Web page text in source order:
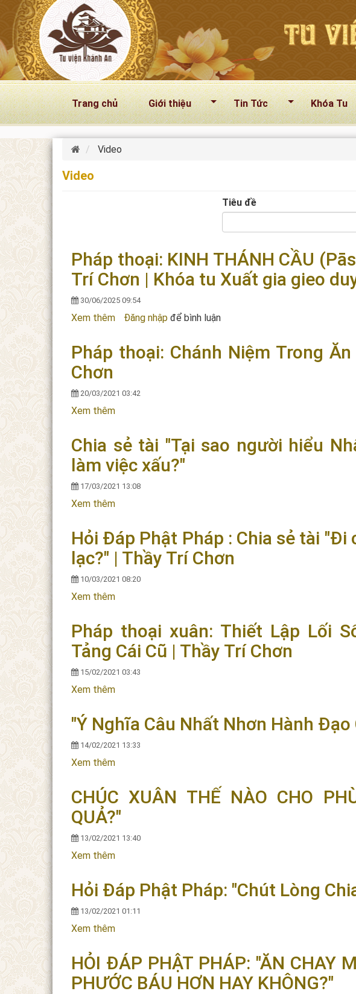
Nhảy đến nội dung
Trang chủ Giới thiệu Tin Tức Khóa Tu
Video
Video
Tiêu đề
Pháp thoại: KINH THÁNH CẦU
Trí Chơn | Khóa tu Xuất gia gieo
30/06/2025 09:54
Xem thêm về Pháp thoại: KINH THÁNH CẦU (Pāsarāsi Sutta) -
Đăng nhập để bình luận
Pháp thoại: Chánh Niệm Trong
Chơn
20/03/2021 03:42
Xem thêm
Chia sẻ tài "Tại sao người hiểu
làm việc xấu?"
17/03/2021 13:08
Xem thêm
Hỏi Đáp Phật Pháp : Chia sẻ tài "Đi
lạc?" | Thầy Trí Chơn
10/03/2021 08:20
Xem thêm
Pháp thoại xuân: Thiết Lập Lối
Tảng Cái Cũ | Thầy Trí Chơn
15/02/2021 03:43
Xem thêm
"Ý Nghĩa Câu Nhất Nhơn Hành
14/02/2021 13:33
Xem thêm
CHÚC XUÂN THẾ NÀO CHO
QUẢ?"
13/02/2021 13:40
Xem thêm
Hỏi Đáp Phật Pháp: "Chút Lòng
13/02/2021 01:11
Xem thêm
HỎI ĐÁP PHẬT PHÁP: "ĂN CHAY
PHƯỚC BÁU HƠN HAY KHÔNG?"